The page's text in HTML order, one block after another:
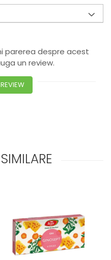
parerea despre acest
un review.